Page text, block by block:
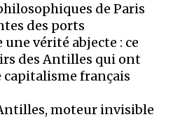
de Paris
des ports
vérité abjecte : ce
des Antilles qui ont
capitalisme français
moteur invisible